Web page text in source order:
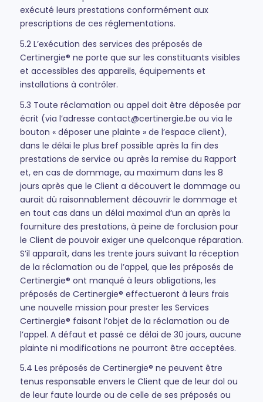
exécuté leurs prestations conformément aux
prescriptions de ces réglementations.
5.2 L’exécution des services des préposés de
Certinergie® ne porte que sur les constituants visibles
et accessibles des appareils, équipements et
installations à contrôler.
5.3 Toute réclamation ou appel doit être déposée par
écrit (via l’adresse contact@certinergie.be ou via le
bouton « déposer une plainte » de l’espace client),
dans le délai le plus bref possible après la fin des
prestations de service ou après la remise du Rapport
et, en cas de dommage, au maximum dans les 8
jours après que le Client a découvert le dommage ou
aurait dû raisonnablement découvrir le dommage et
en tout cas dans un délai maximal d’un an après la
fourniture des prestations, à peine de forclusion pour
le Client de pouvoir exiger une quelconque réparation.
S’il apparaît, dans les trente jours suivant la réception
de la réclamation ou de l’appel, que les préposés de
Certinergie® ont manqué à leurs obligations, les
préposés de Certinergie® effectueront à leurs frais
une nouvelle mission pour prester les Services
Certinergie® faisant l’objet de la réclamation ou de
l’appel. A défaut et passé ce délai de 30 jours, aucune
plainte ni modifications ne pourront être acceptées.
5.4 Les préposés de Certinergie® ne peuvent être
tenus responsable envers le Client que de leur dol ou
de leur faute lourde ou de celle de ses préposés ou